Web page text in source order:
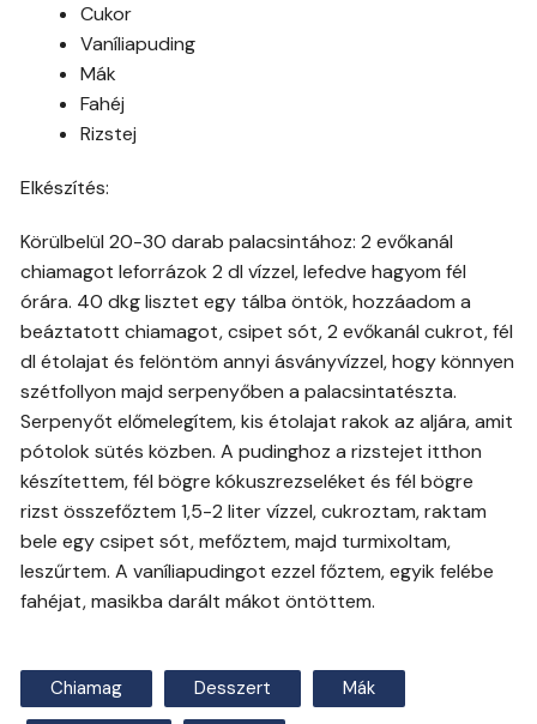
Cukor
Vaníliapuding
Mák
Fahéj
Rizstej
Elkészítés:
Körülbelül 20-30 darab palacsintához: 2 evőkanál
chiamagot leforrázok 2 dl vízzel, lefedve hagyom fél
órára. 40 dkg lisztet egy tálba öntök, hozzáadom a
beáztatott chiamagot, csipet sót, 2 evőkanál cukrot, fél
dl étolajat és felöntöm annyi ásványvízzel, hogy könnyen
szétfollyon majd serpenyőben a palacsintatészta.
Serpenyőt előmelegítem, kis étolajat rakok az aljára, amit
pótolok sütés közben. A pudinghoz a rizstejet itthon
készítettem, fél bögre kókuszrezseléket és fél bögre
rizst összefőztem 1,5-2 liter vízzel, cukroztam, raktam
bele egy csipet sót, mefőztem, majd turmixoltam,
leszűrtem. A vaníliapudingot ezzel főztem, egyik felébe
fahéjat, masikba darált mákot öntöttem.
Chiamag Desszert Mák